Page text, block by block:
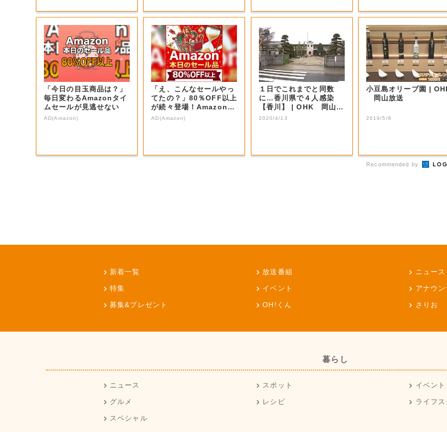
「今日の目玉商品は？」
毎日変わるAmazonタイ
ムセールが見逃せない
AD(Amazon)
「え、こんなセールやっ
てたの？」80％OFF以上
が続々登場！Amazonの
本気が...
AD(Amazon)
１日でこれまでと同数
に…香川県で４人感染
【香川】 | OHK 岡山放
送
2020/4/13
小豆島オリーブ園 | OHK
岡山放送
2019/5/8
Recommended by
新着一覧 放送番組 ニュース
特集 イベント アナウ
募集&プレゼント OH!くん さりお
暮らし
ニュース スポット イベント
グルメ レシピ ライフ
スペシャル